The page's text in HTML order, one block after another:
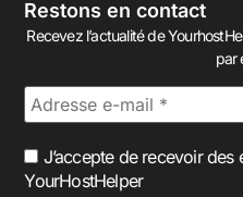
Restons en contact
Recevez l’actualité de
par
J’accepte de recevoir
YourHostHelper